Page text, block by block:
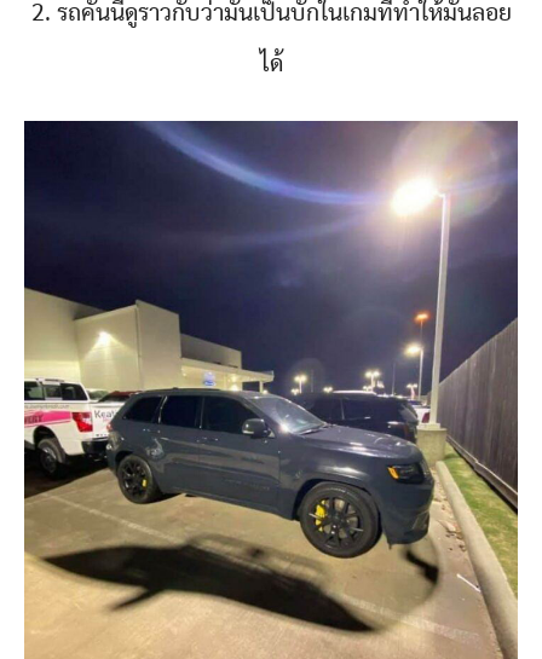
2. รถคันนี้ดูราวกับว่ามันเป็นบั๊กในเกมที่ทำให้มันลอย
ได้